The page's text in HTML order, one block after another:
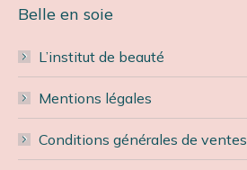
Belle en soie
L’institut de beauté
Mentions légales
Conditions générales de ventes